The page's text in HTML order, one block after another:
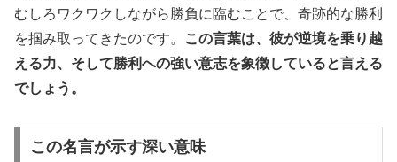
むしろワクワクしながら勝負に臨むことで、奇跡的な勝利
を掴み取ってきたのです。
この言葉は、彼が逆境を乗り越
える力、そして勝利への強い意志を象徴していると言える
でしょう。
この名言が示す深い意味